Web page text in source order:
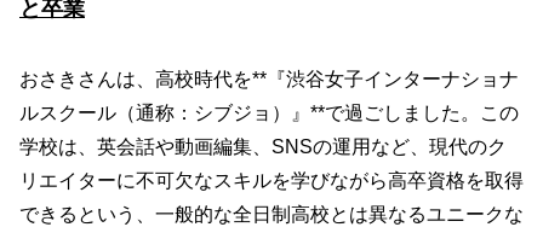
と卒業
おさきさんは、高校時代を**『渋谷女子インターナショナ
ルスクール（通称：シブジョ）』**で過ごしました。この
学校は、英会話や動画編集、SNSの運用など、現代のク
リエイターに不可欠なスキルを学びながら高卒資格を取得
できるという、一般的な全日制高校とは異なるユニークな